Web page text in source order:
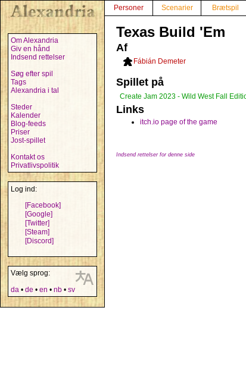
Om Alexandria
Giv en hånd
Indsend rettelser
Søg efter spil
Tags
Alexandria i tal
Steder
Kalender
Blog-feeds
Priser
Jost-spillet
Kontakt os
Privatlivspolitik
Log ind:
[Facebook]
[Google]
[Twitter]
[Steam]
[Discord]
Vælg sprog:
da • de • en • nb • sv
Personer Scenarier Brætspil
Texas Build 'Em
Af
Fábián Demeter
Spillet på
Create Jam 2023 - Wild West Fall
Links
itch.io page of the game
Indsend rettelser for denne side